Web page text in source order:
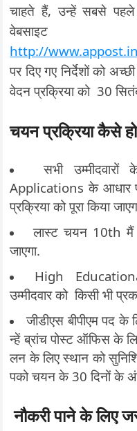
चाहते हैं, उन्हें सबसे पहले
वेबसाइट
http://
पर दिए गए निर्देशों को
वेदन प्रक्रिया को 30
चयन प्रक्रिया कैसे
सभी
Applications के आधार
प्रक्रिया को पूरा किया
लास्ट चयन 10th मैं
जाएगा.
High
उम्मीदवार को किसी भी
जीडीएस बीपीएम पद के
न्हें ब्रांच पोस्ट ऑफिस के
लन के लिए स्थान को
पको चयन के 30 दिनों के
नौकरी पाने के लिए